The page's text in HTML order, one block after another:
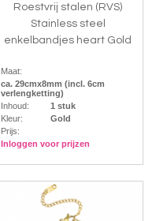
Roestvrij stalen (RVS)
Stainless steel
enkelbandjes heart Gold
Maat:
ca. 29cmx8mm (incl. 6cm
verlengketting)
Inhoud:
1 stuk
Kleur:
Gold
Prijs:
Inloggen voor prijzen